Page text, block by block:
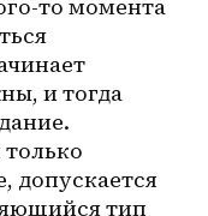
то момента
и тогда
только
допускается
тип